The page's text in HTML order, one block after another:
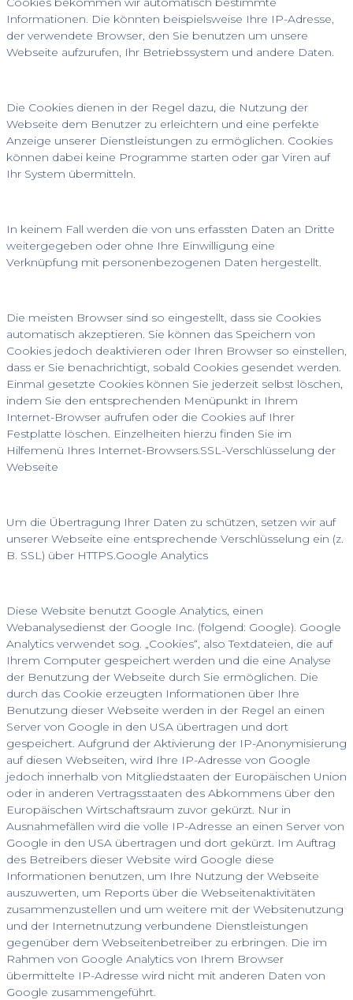
Informationen. Die könnten beispielsweise Ihre IP-Adresse,
der verwendete Browser, den Sie benutzen um unsere
Webseite aufzurufen, Ihr Betriebssystem und andere Daten.
Die Cookies dienen in der Regel dazu, die Nutzung der
Webseite dem Benutzer zu erleichtern und eine perfekte
Anzeige unserer Dienstleistungen zu ermöglichen. Cookies
können dabei keine Programme starten oder gar Viren auf
Ihr System übermitteln.
In keinem Fall werden die von uns erfassten Daten an Dritte
weitergegeben oder ohne Ihre Einwilligung eine
Verknüpfung mit personenbezogenen Daten hergestellt.
Die meisten Browser sind so eingestellt, dass sie Cookies
automatisch akzeptieren. Sie können das Speichern von
Cookies jedoch deaktivieren oder Ihren Browser so einstellen,
dass er Sie benachrichtigt, sobald Cookies gesendet werden.
Einmal gesetzte Cookies können Sie jederzeit selbst löschen,
indem Sie den entsprechenden Menüpunkt in Ihrem
Internet-Browser aufrufen oder die Cookies auf Ihrer
Festplatte löschen. Einzelheiten hierzu finden Sie im
Hilfemenü Ihres Internet-Browsers.SSL-Verschlüsselung der
Webseite
Um die Übertragung Ihrer Daten zu schützen, setzen wir auf
unserer Webseite eine entsprechende Verschlüsselung ein (z.
B. SSL) über HTTPS.Google Analytics
Diese Website benutzt Google Analytics, einen
Webanalysedienst der Google Inc. (folgend: Google). Google
Analytics verwendet sog. „Cookies“, also Textdateien, die auf
Ihrem Computer gespeichert werden und die eine Analyse
der Benutzung der Webseite durch Sie ermöglichen. Die
durch das Cookie erzeugten Informationen über Ihre
Benutzung dieser Webseite werden in der Regel an einen
Server von Google in den USA übertragen und dort
gespeichert. Aufgrund der Aktivierung der IP-Anonymisierung
auf diesen Webseiten, wird Ihre IP-Adresse von Google
jedoch innerhalb von Mitgliedstaaten der Europäischen Union
oder in anderen Vertragsstaaten des Abkommens über den
Europäischen Wirtschaftsraum zuvor gekürzt. Nur in
Ausnahmefällen wird die volle IP-Adresse an einen Server von
Google in den USA übertragen und dort gekürzt. Im Auftrag
des Betreibers dieser Website wird Google diese
Informationen benutzen, um Ihre Nutzung der Webseite
auszuwerten, um Reports über die Webseitenaktivitäten
zusammenzustellen und um weitere mit der Websitenutzung
und der Internetnutzung verbundene Dienstleistungen
gegenüber dem Webseitenbetreiber zu erbringen. Die im
Rahmen von Google Analytics von Ihrem Browser
übermittelte IP-Adresse wird nicht mit anderen Daten von
Google zusammengeführt.